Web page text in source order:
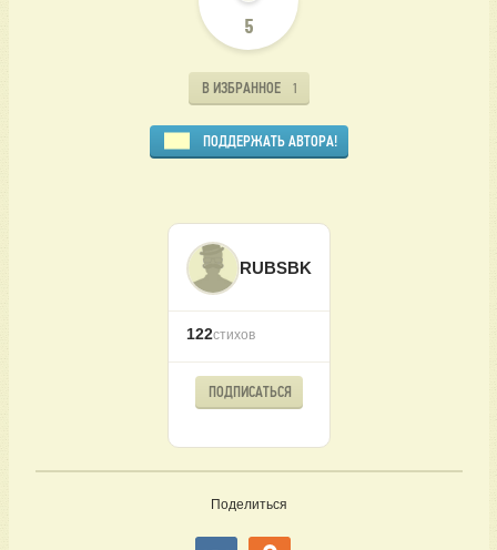
5
В ИЗБРАННОЕ 1
ПОДДЕРЖАТЬ АВТОРА!
RUBSBK
122стихов
ПОДПИСАТЬСЯ
Поделиться